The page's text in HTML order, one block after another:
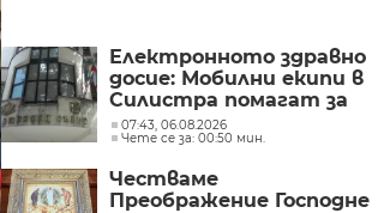
Електронното здравно
досие: Мобилни екипи в
Силистра помагат за
активиране на
„еЗДРАВЕ“
07:43, 06.08.2026
Чете се за: 00:50 мин.
Честваме
Преображение Господне